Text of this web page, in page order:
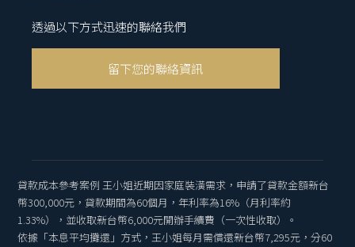
透過以下方式迅速的聯絡我們
留下您的聯絡資訊
貸款成本參考案例 王小姐近期因家庭裝潢需求，申請了貸款金額新台
幣300,000元，貸款期間為60個月，年利率為16%（月利率約
1.33%），並收取新台幣6,000元開辦手續費（一次性收取）。
依據「本息平均攤還」方式，王小姐每月需償還新台幣7,295元，分60